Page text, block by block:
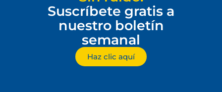
Suscríbete gratis a
nuestro boletín
semanal
Haz clic aquí